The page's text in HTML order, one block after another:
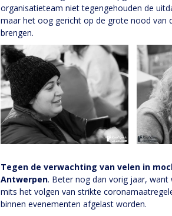
organisatieteam niet tegengehouden de
maar het oog gericht op de grote nood van
brengen.
Tegen de verwachting van velen in
Antwerpen. Beter nog dan vorig jaar,
mits het volgen van strikte
binnen evenementen afgelast worden.